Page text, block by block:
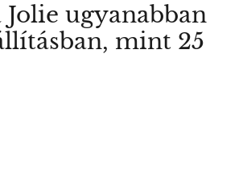
ugyanabban
mint 25